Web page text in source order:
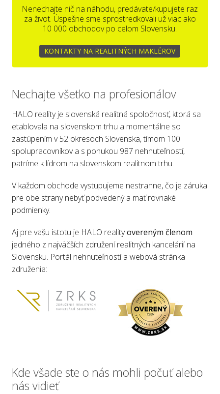
Nenechajte nič na náhodu, predávate/kupujete raz
za život. Úspešne sme sprostredkovali už viac ako
10 000 obchodov po celom Slovensku.
KONTAKTY NA REALITNÝCH MAKLÉROV
Nechajte všetko na profesionálov
HALO reality je slovenská realitná spoločnosť, ktorá sa
etablovala na slovenskom trhu a momentálne so
zastúpením v 52 okresoch Slovenska, tímom 100
spolupracovníkov a s ponukou 987 nehnuteľností,
patríme k lídrom na slovenskom realitnom trhu.
V každom obchode vystupujeme nestranne, čo je záruka
pre obe strany nebyť podvedený a mať rovnaké
podmienky.
Aj pre vašu istotu je HALO realityovereným členom
jedného z najväčších združení realitných kancelárií na
Slovensku. Portál nehnuteľností a webová stránka
združenia:
Kde všade ste o nás mohli počuť alebo
nás vidieť